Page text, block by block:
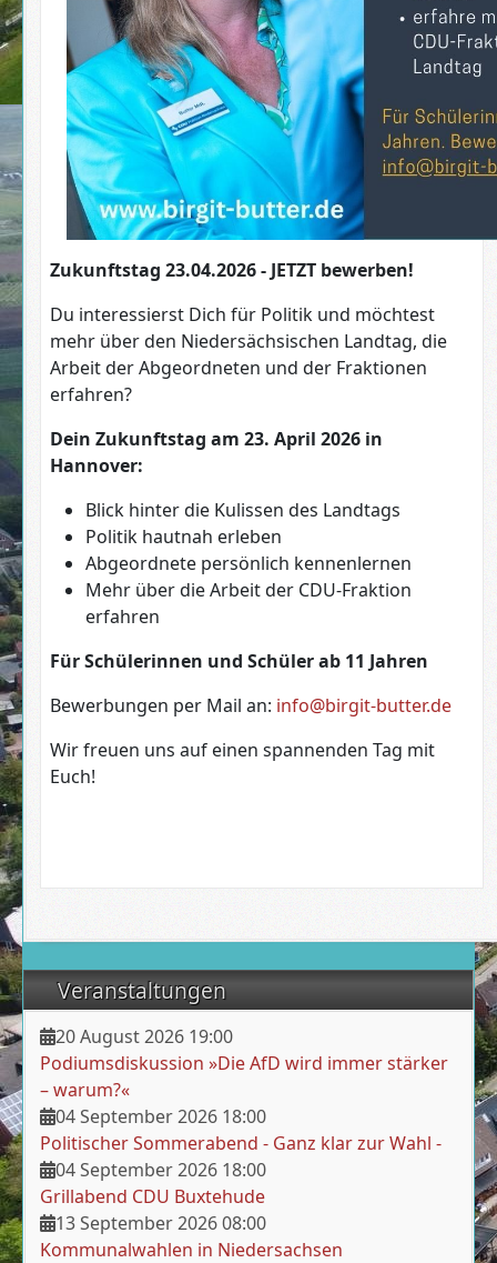
Veranstaltungen
20 August 2026 19:00
Podiumsdiskussion »Die AfD wird immer stärker
– warum?«
04 September 2026 18:00
Politischer Sommerabend - Ganz klar zur Wahl -
04 September 2026 18:00
Grillabend CDU Buxtehude
13 September 2026 08:00
Kommunalwahlen in Niedersachsen
Zukunftstag 23.04.2026 - JETZT bewerben!
Du interessierst Dich für Politik und möchtest
mehr über den Niedersächsischen Landtag, die
Arbeit der Abgeordneten und der Fraktionen
erfahren?
Dein Zukunftstag am 23. April 2026 in
Hannover:
Blick hinter die Kulissen des Landtags
Politik hautnah erleben
Abgeordnete persönlich kennenlernen
Mehr über die Arbeit der CDU-Fraktion
erfahren
Für Schülerinnen und Schüler ab 11 Jahren
Bewerbungen per Mail an: info@birgit-butter.de
Wir freuen uns auf einen spannenden Tag mit
Euch!